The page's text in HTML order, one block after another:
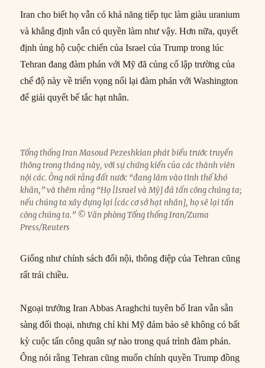
Iran cho biết họ vẫn có khả năng tiếp tục làm giàu uranium
và khẳng định vẫn có quyền làm như vậy. Hơn nữa, quyết
định ủng hộ cuộc chiến của Israel của Trump trong lúc
Tehran đang đàm phán với Mỹ đã củng cố lập trường của
chế độ này về triển vọng nối lại đàm phán với Washington
để giải quyết bế tắc hạt nhân.
Tổng thống Iran Masoud Pezeshkian phát biểu trước truyền
thông trong tháng này, với sự chứng kiến của các thành viên
nội các. Ông nói rằng đất nước “đang lâm vào tình thế khó
khăn,” và thêm rằng “Họ [Israel và Mỹ] đã tấn công chúng ta;
nếu chúng ta xây dựng lại [các cơ sở hạt nhân], họ sẽ lại tấn
công chúng ta.” © Văn phòng Tổng thống Iran/Zuma
Press/Reuters
Giống như chính sách đối nội, thông điệp của Tehran cũng
rất trái chiều.
Ngoại trưởng Iran Abbas Araghchi tuyên bố Iran vẫn sẵn
sàng đối thoại, nhưng chỉ khi Mỹ đảm bảo sẽ không có bất
kỳ cuộc tấn công quân sự nào trong quá trình đàm phán.
Ông nói rằng Tehran cũng muốn chính quyền Trump đồng